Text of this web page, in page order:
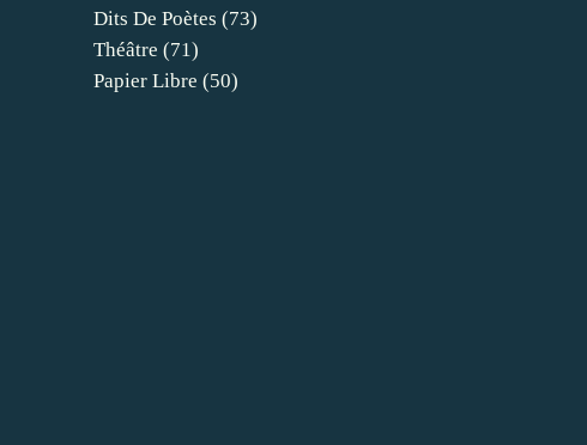
Dits De Poètes (73)
Théâtre (71)
Papier Libre (50)